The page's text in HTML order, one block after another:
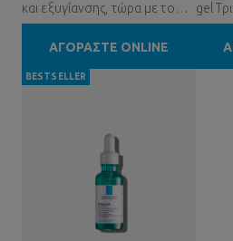
και εξυγίανσης, τώρα με το
νέο δραστικό συστατικό
Phylobioma, με τη δύναμη της
Εξισορροπεί το pH του
δέρματος.
ΑΓΟΡΑΣΤΕ ONLINE
gel
για
BESTSELLER